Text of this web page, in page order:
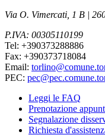
Via O. Vimercati, 1 B |
P.IVA: 00305110199
Tel: +390373288886
Fax: +390373718084
Email:
PEC:
Leggi le FAQ
Prenotazione
Segnalazione
Richiesta